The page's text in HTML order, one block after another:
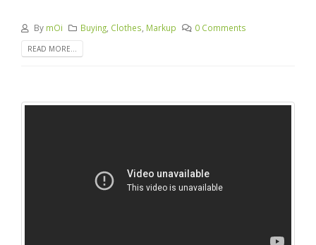
By mOi Buying, Clothes, Markup 0 Comments
READ MORE...